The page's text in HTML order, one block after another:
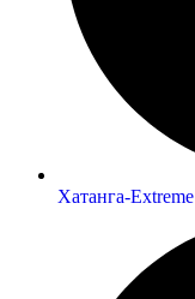
Хатанга-Extreme